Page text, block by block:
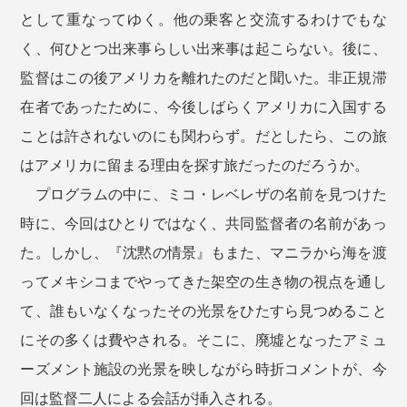
として重なってゆく。他の乗客と交流するわけでもな
く、何ひとつ出来事らしい出来事は起こらない。後に、
監督はこの後アメリカを離れたのだと聞いた。非正規滞
在者であったために、今後しばらくアメリカに入国する
ことは許されないのにも関わらず。だとしたら、この旅
はアメリカに留まる理由を探す旅だったのだろうか。
プログラムの中に、ミコ・レベレザの名前を見つけた
時に、今回はひとりではなく、共同監督者の名前があっ
た。しかし、『沈黙の情景』もまた、マニラから海を渡
ってメキシコまでやってきた架空の生き物の視点を通し
て、誰もいなくなったその光景をひたすら見つめること
にその多くは費やされる。そこに、廃墟となったアミュ
ーズメント施設の光景を映しながら時折コメントが、今
回は監督二人による会話が挿入される。